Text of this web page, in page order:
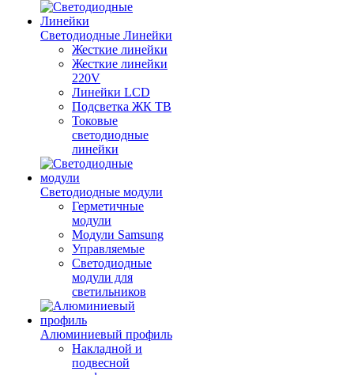
Светодиодные Линейки
Жесткие линейки
Жесткие линейки
220V
Линейки LCD
Подсветка ЖК ТВ
Токовые
светодиодные
линейки
Светодиодные модули
Герметичные
модули
Модули Samsung
Управляемые
Светодиодные
модули для
светильников
Алюминиевый профиль
Накладной и
подвесной